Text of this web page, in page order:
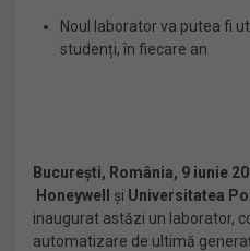
Noul laborator va putea fi
studenți, în fiecare an
București, România, 9 iunie
Honeywell
și Universitatea
inaugurat astăzi un laborator,
automatizare de ultimă